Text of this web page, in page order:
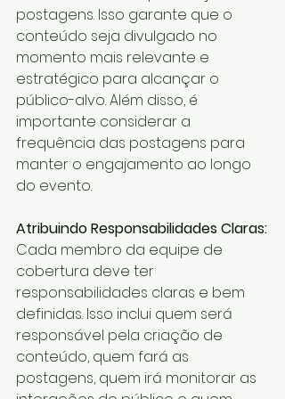
postagens. Isso garante que o
conteúdo seja divulgado no
momento mais relevante e
estratégico para alcançar o
público-alvo. Além disso, é
importante considerar a
frequência das postagens para
manter o engajamento ao longo
do evento.
Atribuindo Responsabilidades Claras:
Cada membro da equipe de
cobertura deve ter
responsabilidades claras e bem
definidas. Isso inclui quem será
responsável pela criação de
conteúdo, quem fará as
postagens, quem irá monitorar as